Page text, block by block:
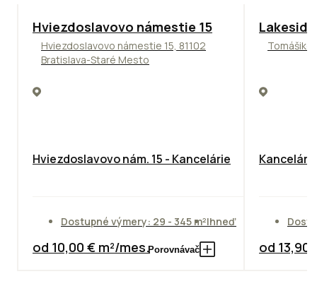
ODPORÚČAME
Hviezdoslavovo námestie 15
Hviezdoslavovo námestie 15, 81102
Bratislava-Staré Mesto
Hviezdoslavovo nám. 15 - Kancelárie
Dostupné výmery: 29 - 345 m²Ihneď
od 10,00 € m²/mes.Porovnávač od 13,90